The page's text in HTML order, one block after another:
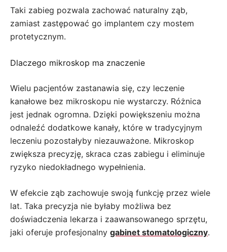
Taki zabieg pozwala zachować naturalny ząb,
zamiast zastępować go implantem czy mostem
protetycznym.
Dlaczego mikroskop ma znaczenie
Wielu pacjentów zastanawia się, czy leczenie
kanałowe bez mikroskopu nie wystarczy. Różnica
jest jednak ogromna. Dzięki powiększeniu można
odnaleźć dodatkowe kanały, które w tradycyjnym
leczeniu pozostałyby niezauważone. Mikroskop
zwiększa precyzję, skraca czas zabiegu i eliminuje
ryzyko niedokładnego wypełnienia.
W efekcie ząb zachowuje swoją funkcję przez wiele
lat. Taka precyzja nie byłaby możliwa bez
doświadczenia lekarza i zaawansowanego sprzętu,
jaki oferuje profesjonalny gabinet stomatologiczny.